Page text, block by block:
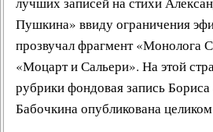
Пушкина» ввиду ограничения
прозвучал фрагмент «Монолога
«Моцарт и Сальери». На этой
рубрики фондовая запись
Бабочкина опубликована